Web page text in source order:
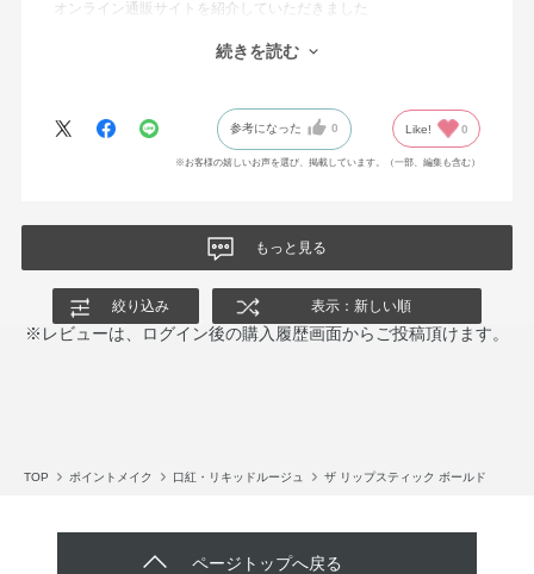
オンライン通販サイトを紹介していただきました
続きを読む
参考になった 0 Like! 0
※お客様の嬉しいお声を選び、掲載しています。（一部、編集も含む）
もっと見る
絞り込み 表示：新しい順
※レビューは、ログイン後の購入履歴画面からご投稿頂けます。
TOP ポイントメイク 口紅・リキッドルージュ ザ リップスティック ボールド
ページトップへ戻る